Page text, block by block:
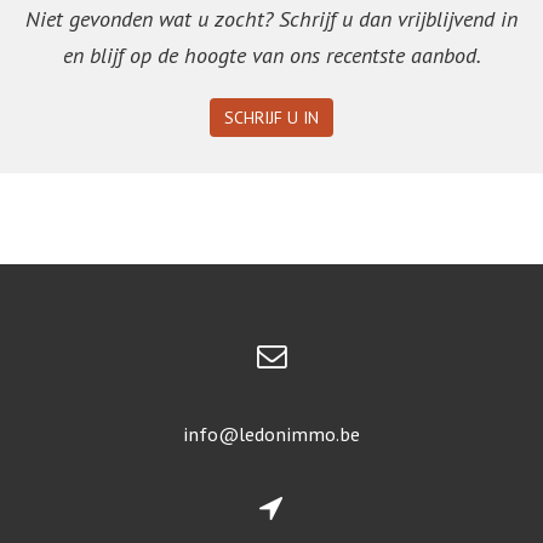
Niet gevonden wat u zocht? Schrijf u dan vrijblijvend in
en blijf op de hoogte van ons recentste aanbod.
SCHRIJF U IN
info@ledonimmo.be